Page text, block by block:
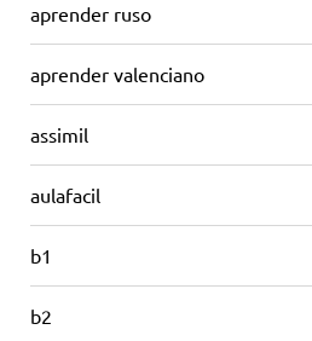
aprender ruso
aprender valenciano
assimil
aulafacil
b1
b2